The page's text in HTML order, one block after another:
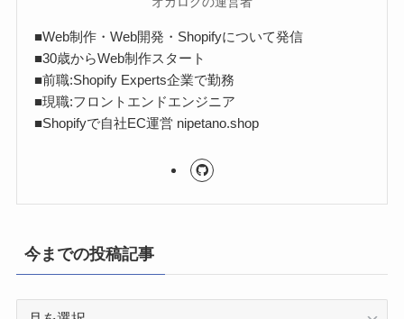
■Web制作・Web開発・Shopifyについて発信
■30歳からWeb制作スタート
■前職:Shopify Experts企業で勤務
■現職:フロントエンドエンジニア
■Shopifyで自社EC運営 nipetano.shop
今までの投稿記事